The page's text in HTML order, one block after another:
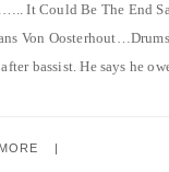
It Could Be The End
Von
bassist. He says he